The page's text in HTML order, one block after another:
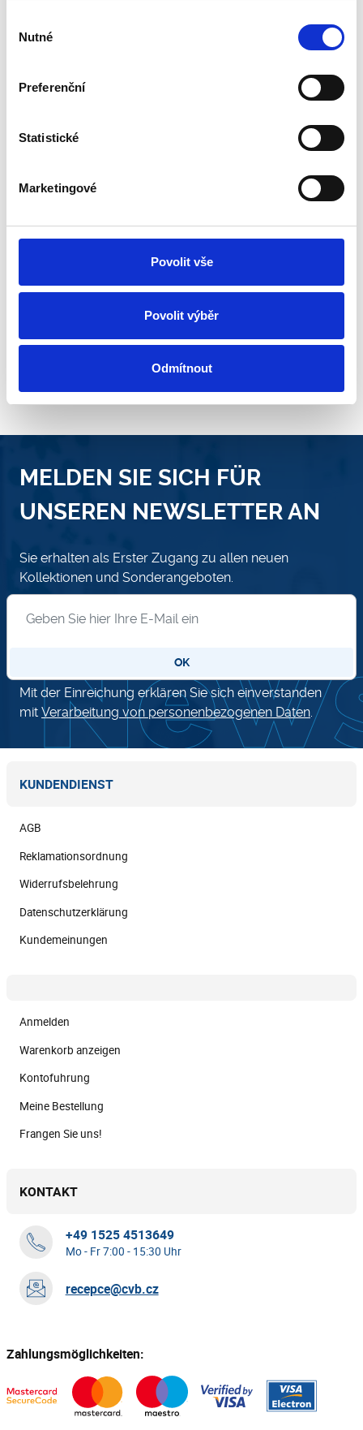
souhlasu
Nutné
Preferenční
Statistické
Marketingové
Povolit vše
Povolit výběr
Odmítnout
MELDEN SIE SICH FÜR
UNSEREN NEWSLETTER AN
Sie erhalten als Erster Zugang zu allen neuen
Kollektionen und Sonderangeboten.
OK
Mit der Einreichung erklären Sie sich einverstanden
mit Verarbeitung von personenbezogenen Daten.
KUNDENDIENST
AGB
Reklamationsordnung
Widerrufsbelehrung
Datenschutzerklärung
Kundemeinungen
Anmelden
Warenkorb anzeigen
Kontofuhrung
Meine Bestellung
Frangen Sie uns!
KONTAKT
+49 1525 4513649
Mo - Fr 7:00 - 15:30 Uhr
recepce@cvb.cz
Zahlungsmöglichkeiten: